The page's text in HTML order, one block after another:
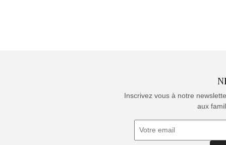
Inscrivez vous à notre
aux